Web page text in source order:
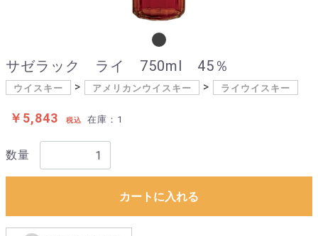
サゼラック ライ 750ml 45％
ウイスキー アメリカンウイスキー ライウイスキー
￥5,843 税込 在庫：1
数量
カートに入れる